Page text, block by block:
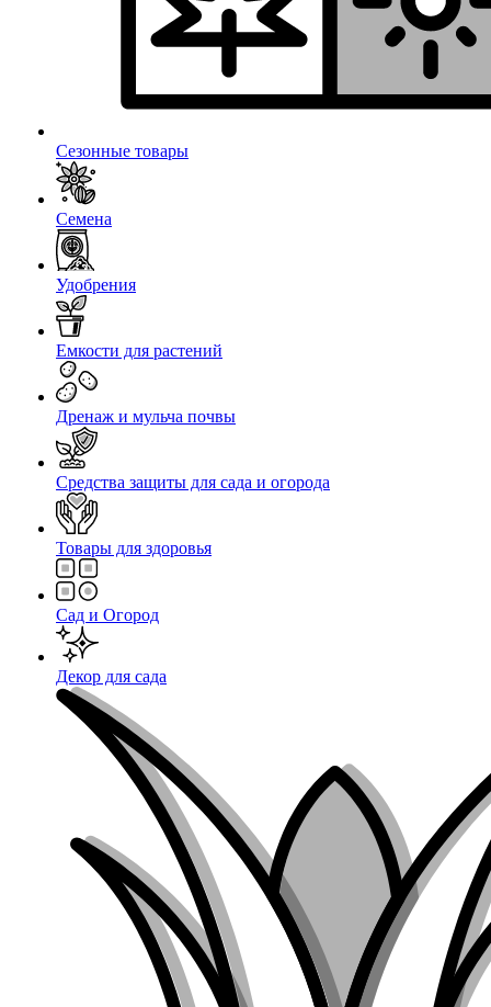
Сезонные товары
Семена
Удобрения
Емкости для растений
Дренаж и мульча почвы
Средства защиты для сада и огорода
Товары для здоровья
Сад и Огород
Декор для сада